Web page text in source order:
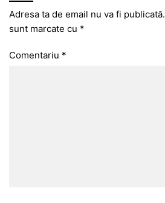
Adresa ta de email nu va fi publicată.
sunt marcate cu *
Comentariu *